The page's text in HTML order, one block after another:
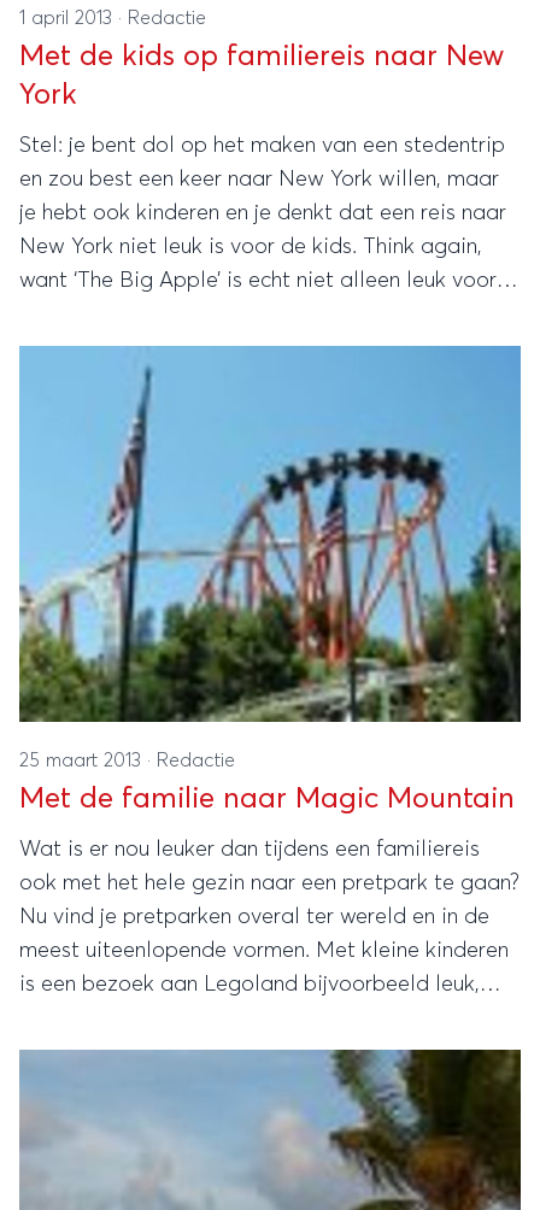
1 april 2013 · Redactie
Met de kids op familiereis naar New
York
Stel: je bent dol op het maken van een stedentrip
en zou best een keer naar New York willen, maar
je hebt ook kinderen en je denkt dat een reis naar
New York niet leuk is voor de kids. Think again,
want ‘The Big Apple’ is echt niet alleen leuk voor
25 maart 2013 · Redactie
Met de familie naar Magic Mountain
Wat is er nou leuker dan tijdens een familiereis
ook met het hele gezin naar een pretpark te gaan?
Nu vind je pretparken overal ter wereld en in de
meest uiteenlopende vormen. Met kleine kinderen
is een bezoek aan Legoland bijvoorbeeld leuk,
pretpark als Six Flags Magic Mountain echt te